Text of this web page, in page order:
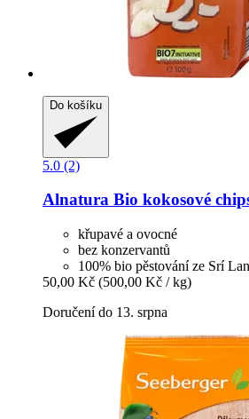
Do košíku
5.0 (2)
Alnatura Bio kokosové
křupavé a ovocné
bez konzervantů
100% bio pěstování ze Srí
50,00 Kč (500,00 Kč / kg)
Doručení do 13. srpna